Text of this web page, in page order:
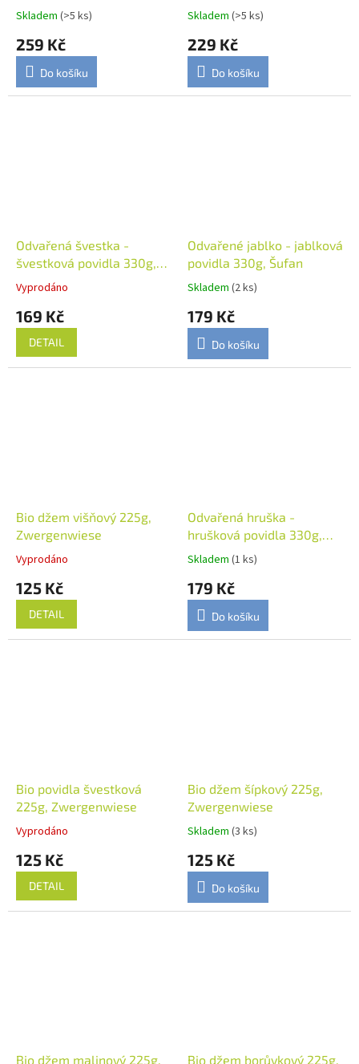
Bionebio
Skladem (>5 ks)
259 Kč
Do košíku
Bionebio
Skladem (>5 ks)
229 Kč
Do košíku
Odvařená švestka -
švestková povidla 330g,
Šufan
Vyprodáno
169 Kč
DETAIL
Odvařené jablko - jablková
povidla 330g, Šufan
Skladem (2 ks)
179 Kč
Do košíku
Bio džem višňový 225g,
Zwergenwiese
Vyprodáno
125 Kč
DETAIL
Odvařená hruška -
hrušková povidla 330g,
Šufan
Skladem (1 ks)
179 Kč
Do košíku
Bio povidla švestková
225g, Zwergenwiese
Vyprodáno
125 Kč
DETAIL
Bio džem šípkový 225g,
Zwergenwiese
Skladem (3 ks)
125 Kč
Do košíku
Bio džem malinový 225g, Bio džem borůvkový 225g,